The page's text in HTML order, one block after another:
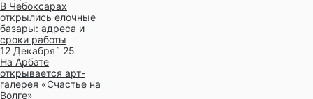
В Чебоксарах
открылись елочные
базары: адреса и
сроки работы
12 Декабря` 25
На Арбате
открывается арт-
галерея «Счастье на
Волге»